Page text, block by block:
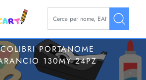
La modifica di un filtro
PORTANOME
130MY 24PZ